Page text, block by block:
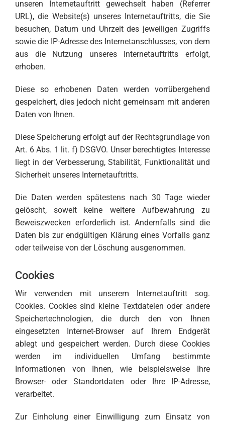
unseren Internetauftritt gewechselt haben (Referrer
URL), die Website(s) unseres Internetauftritts, die Sie
besuchen, Datum und Uhrzeit des jeweiligen Zugriffs
sowie die IP-Adresse des Internetanschlusses, von dem
aus die Nutzung unseres Internetauftritts erfolgt,
erhoben.
Diese so erhobenen Daten werden vorrübergehend
gespeichert, dies jedoch nicht gemeinsam mit anderen
Daten von Ihnen.
Diese Speicherung erfolgt auf der Rechtsgrundlage von
Art. 6 Abs. 1 lit. f) DSGVO. Unser berechtigtes Interesse
liegt in der Verbesserung, Stabilität, Funktionalität und
Sicherheit unseres Internetauftritts.
Die Daten werden spätestens nach 30 Tage wieder
gelöscht, soweit keine weitere Aufbewahrung zu
Beweiszwecken erforderlich ist. Andernfalls sind die
Daten bis zur endgültigen Klärung eines Vorfalls ganz
oder teilweise von der Löschung ausgenommen.
Cookies
Wir verwenden mit unserem Internetauftritt sog.
Cookies. Cookies sind kleine Textdateien oder andere
Speichertechnologien, die durch den von Ihnen
eingesetzten Internet-Browser auf Ihrem Endgerät
ablegt und gespeichert werden. Durch diese Cookies
werden im individuellen Umfang bestimmte
Informationen von Ihnen, wie beispielsweise Ihre
Browser- oder Standortdaten oder Ihre IP-Adresse,
verarbeitet.
Zur Einholung einer Einwilligung zum Einsatz von